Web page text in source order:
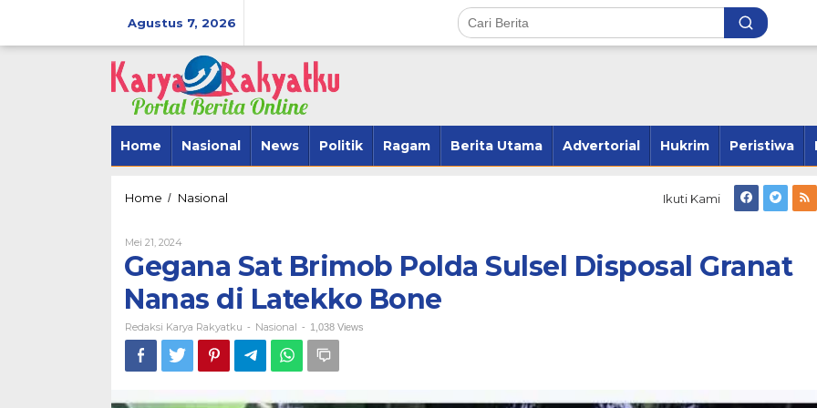
Agustus 7, 2026
Home Nasional News Politik Ragam Berita Utama Advertorial Hukrim Peristiwa
Home / Nasional
Sulsel
Disposal
Granat
Nanas
di
Latekko
Bone
Ikuti Kami
Mei 21, 2024Oleh
Karya
Rakyatku
Gegana Sat Brimob Polda Sulsel Disposal Granat
Nanas di Latekko Bone
Redaksi Karya Rakyatku - Nasional - 1,038 Views
BerAmal Menang 23 Kecamatan,
SipakarioMi 2 Kecamatan dan
Tegak Lurus 2 Kecamatan
Di Politik